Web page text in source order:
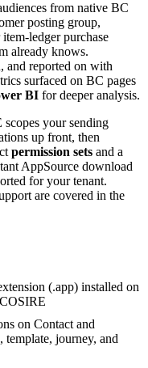
from native BC
posting group,
ledger purchase
already knows.
and reported on with
surfaced on BC pages
BI for deeper analysis.
your sending
up front, then
permission sets and a
AppSource download
for your tenant.
are covered in the
(.app) installed on
on Contact and
template, journey, and